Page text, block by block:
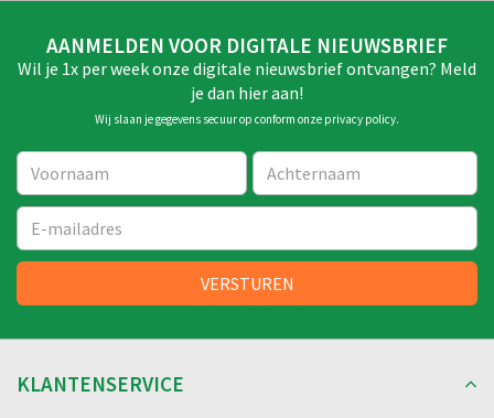
AANMELDEN VOOR DIGITALE NIEUWSBRIEF
Wil je 1x per week onze digitale nieuwsbrief ontvangen? Meld
je dan hier aan!
Wij slaan je gegevens secuur op conform onze privacy policy.
KLANTENSERVICE